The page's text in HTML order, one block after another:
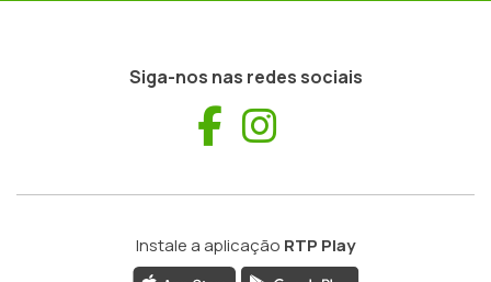
Siga-nos nas redes sociais
Facebook
Instale a aplicação RTP Play